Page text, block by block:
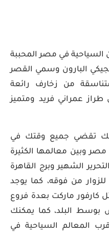
السياحية في مصر المحببة
البارون وسمي القصر
من زخارف رائعة
عمراني فريد ومتميز
تقضي جميع وقتك في
وبين معالمها الكثيرة
الشهير وبرج القاهرة
من فوقه، كما يوجد
كارفور ماركت بعدة فروع
بوسط البلد، كما يمكنك
المعالم السياحية في